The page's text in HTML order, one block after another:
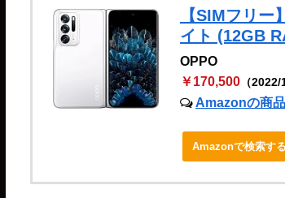
【SIMフリ
イト (12GB
OPPO
￥170,500（2022/
Amazonの商
Amazonで検索する